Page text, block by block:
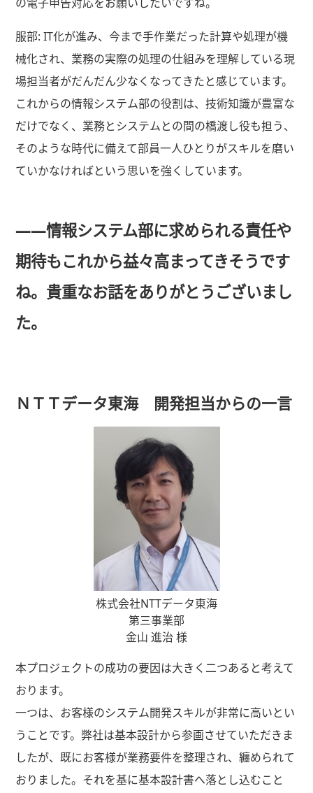
服部: IT化が進み、今まで手作業だった計算や処理が機
械化され、業務の実際の処理の仕組みを理解している現
場担当者がだんだん少なくなってきたと感じています。
これからの情報システム部の役割は、技術知識が豊富な
だけでなく、業務とシステムとの間の橋渡し役も担う、
そのような時代に備えて部員一人ひとりがスキルを磨い
ていかなければという思いを強くしています。
――情報システム部に求められる責任や
期待もこれから益々高まってきそうです
ね。貴重なお話をありがとうございまし
た。
ＮＴＴデータ東海 開発担当からの一言
株式会社NTTデータ東海
第三事業部
金山 進治 様
本プロジェクトの成功の要因は大きく二つあると考えて
おります。
一つは、お客様のシステム開発スキルが非常に高いとい
うことです。弊社は基本設計から参画させていただきま
したが、既にお客様が業務要件を整理され、纏められて
おりました。それを基に基本設計書へ落とし込むこと